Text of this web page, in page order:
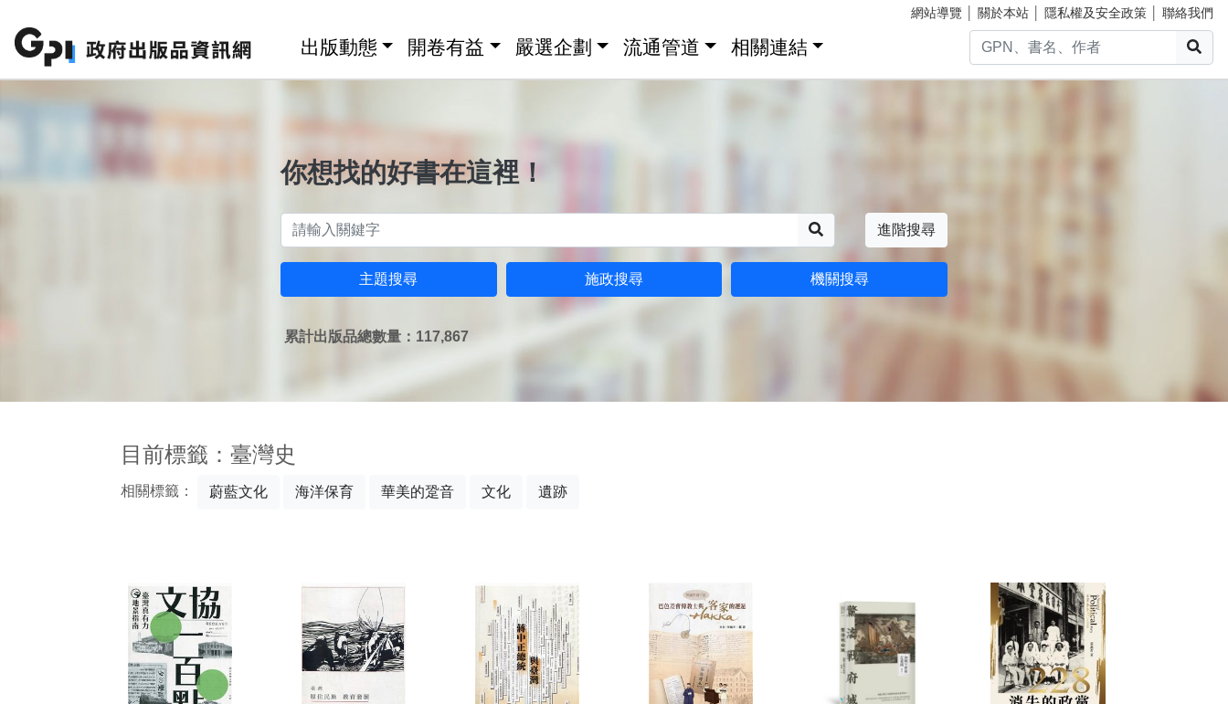
網站導覽 關於本站 隱私權及安全政策 聯絡我們
出版動態 開卷有益 嚴選企劃 流通管道 相關連結
你想找的好書在這裡！
進階搜尋
主題搜尋 施政搜尋 機關搜尋
累計出版品總數量：117,867
目前標籤：臺灣史
相關標籤： 蔚藍文化 海洋保育 華美的跫音 文化 遺跡